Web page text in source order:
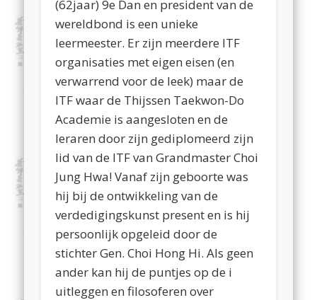
(62jaar) 9e Dan en president van de
wereldbond is een unieke
leermeester. Er zijn meerdere ITF
organisaties met eigen eisen (en
verwarrend voor de leek) maar de
ITF waar de Thijssen Taekwon-Do
Academie is aangesloten en de
leraren door zijn gediplomeerd zijn
lid van de ITF van Grandmaster Choi
Jung Hwa! Vanaf zijn geboorte was
hij bij de ontwikkeling van de
verdedigingskunst present en is hij
persoonlijk opgeleid door de
stichter Gen. Choi Hong Hi. Als geen
ander kan hij de puntjes op de i
uitleggen en filosoferen over